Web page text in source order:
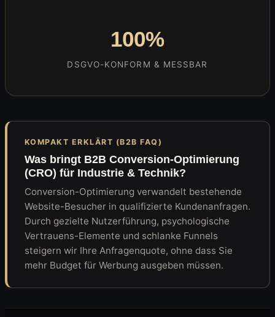
100%
DSGVO-KONFORM & MESSBAR
KOMPAKT ERKLÄRT (B2B FAQ)
Was bringt B2B Conversion-Optimierung
(CRO) für Industrie & Technik?
Conversion-Optimierung verwandelt bestehende
Website-Besucher in qualifizierte Kundenanfragen.
Durch gezielte Nutzerführung, psychologische
Vertrauens-Elemente und schlanke Funnels
steigern wir Ihre Anfragenquote, ohne dass Sie
mehr Budget für Werbung ausgeben müssen.